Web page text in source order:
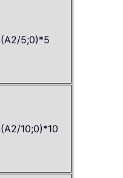
5;0)*5
10;0)*10